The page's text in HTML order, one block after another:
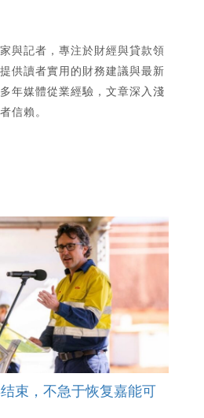
與記者，專注於財經與貸款領
供讀者實用的財務建議與最新
年媒體從業經驗，文章深入淺
信賴。
束，不急于恢复嘉能可